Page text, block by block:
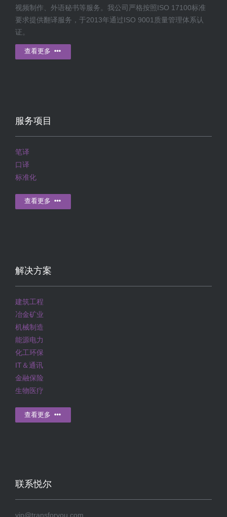
视频制作、外语秘书等服务。我公司严格按照ISO 17100标准
要求提供翻译服务，于2013年通过ISO 9001质量管理体系认
证。
查看更多
服务项目
笔译
口译
标准化
查看更多
解决方案
建筑工程
冶金矿业
机械制造
能源电力
化工环保
IT＆通讯
金融保险
生物医疗
查看更多
联系悦尔
vip@transforyou.com